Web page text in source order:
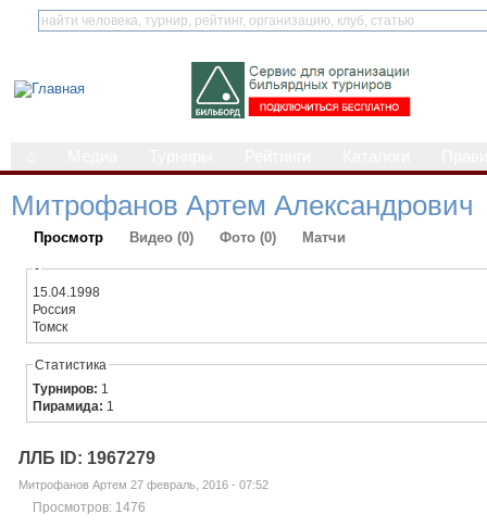
Митрофанов Артем Александрович
Просмотр Видео (0) Фото (0) Матчи
-
15.04.1998
Россия
Томск
Статистика
Турниров: 1
Пирамида: 1
ЛЛБ ID: 1967279
Митрофанов Артем 27 февраль, 2016 - 07:52
Просмотров: 1476